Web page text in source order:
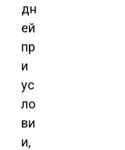
дн
ей
пр
и
ус
ло
ви
и,